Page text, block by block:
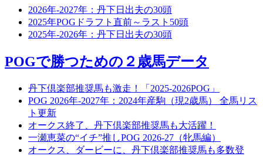
2026年-2027年：丹下日出夫の30頭
2025年POGドラフト直前～ラスト50頭
2025年-2026年：丹下日出夫の30頭
POGで勝つための２歳馬データ
丹下倶楽部推奨馬も激走！「2025-2026POG」
POG 2026年-2027年：2024年産駒（現2歳馬） 全馬リス
ト更新
オークス終了、丹下倶楽部推奨馬も大活躍！
一瀬恵菜の“イチ”推しPOG 2026-27（牝馬編）
オークス、ダービーに、丹下倶楽部推奨馬も多数登